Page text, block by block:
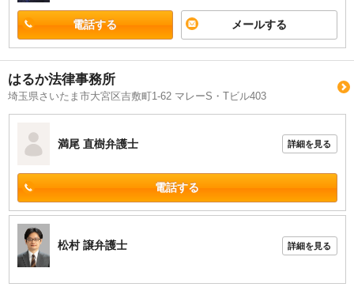
電話する メールする
はるか法律事務所
埼玉県さいたま市大宮区吉敷町1-62 マレーS・Tビル403
満尾 直樹弁護士 詳細を見る
電話する
松村 譲弁護士 詳細を見る